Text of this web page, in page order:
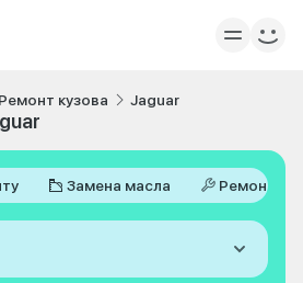
Ремонт кузова Jaguar
Замена масла Ремонт